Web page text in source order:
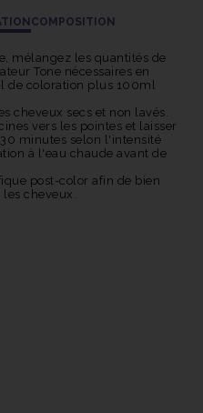
COMPOSITION
mélangez les quantités de
Tone nécessaires en
de coloration plus 100ml
cheveux secs et non lavés.
vers les pointes et laisser
minutes selon l'intensité
à l'eau chaude avant de
post-color afin de bien
cheveux.